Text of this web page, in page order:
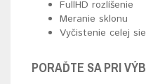
FullHD rozlíšenie
Meranie sklonu
Vyčistenie celej
PORAĎTE SA PRI